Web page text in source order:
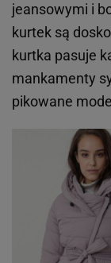
jeansowymi i
kurtek są
kurtka pasuje
mankamenty
pikowane